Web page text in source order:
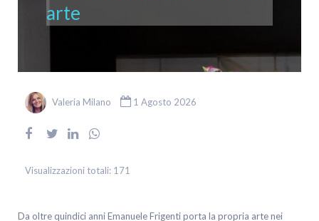
arte
Valeria Milano 1 Agosto 2026
Visualizzazioni totali: 171
Da oltre quindici anni Emanuele Frigenti porta la propria arte nei